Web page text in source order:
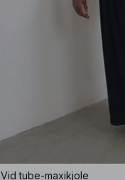
Vid tube-maxikjole